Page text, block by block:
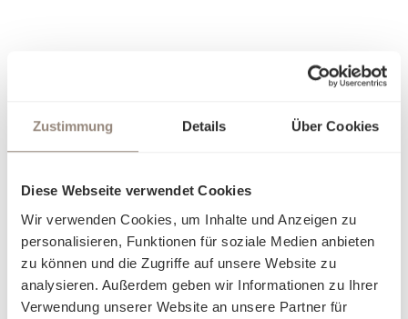
Zustimmung Details Über Cookies
Diese Webseite verwendet Cookies
Wir verwenden Cookies, um Inhalte und Anzeigen zu
personalisieren, Funktionen für soziale Medien anbieten
zu können und die Zugriffe auf unsere Website zu
analysieren. Außerdem geben wir Informationen zu Ihrer
Verwendung unserer Website an unsere Partner für